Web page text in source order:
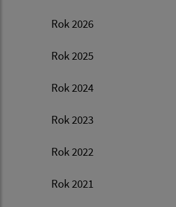
Rok 2026
Rok 2025
Rok 2024
Rok 2023
Rok 2022
Rok 2021